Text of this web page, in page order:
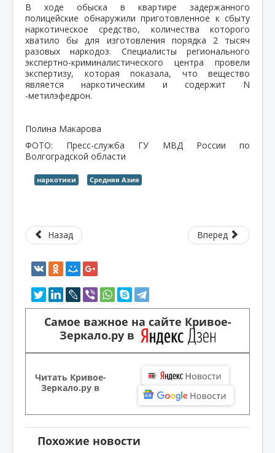
В ходе обыска в квартире задержанного
полицейские обнаружили приготовленное к сбыту
наркотическое средство, количества которого
хватило бы для изготовления порядка 2 тысяч
разовых наркодоз. Специалисты регионального
экспертно-криминалистического центра провели
экспертизу, которая показала, что вещество
является наркотическим и содержит N
-метилэфедрон.
Полина Макарова
ФОТО: Пресс-служба ГУ МВД России по
Волгоградской области
наркотики Средняя Азия
Назад Вперед
Самое важное на сайте Кривое-
Зеркало.ру в
Читать Кривое-
Зеркало.ру в
Похожие новости